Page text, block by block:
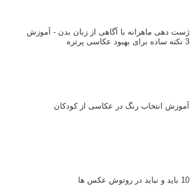
ژست دهی ماهرانه با آگاهی از زبان بدن - آموزش
3 نکته ساده برای بهبود عکاسی پرتره
آموزش انتخاب رنگ در عکاسی از کودکان
10 باید و نباید در روتوش عکس ها